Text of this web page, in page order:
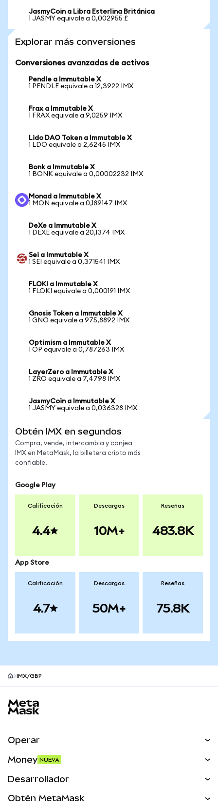
JasmyCoin a Libra Esterlina Británica
1 JASMY equivale a 0,002955 £
Explorar más conversiones
Conversiones avanzadas de activos
Pendle a Immutable X
1 PENDLE equivale a 12,3922 IMX
Frax a Immutable X
1 FRAX equivale a 9,0259 IMX
Lido DAO Token a Immutable X
1 LDO equivale a 2,6245 IMX
Bonk a Immutable X
1 BONK equivale a 0,00002232 IMX
Monad a Immutable X
1 MON equivale a 0,189147 IMX
DeXe a Immutable X
1 DEXE equivale a 20,1374 IMX
Sei a Immutable X
1 SEI equivale a 0,371541 IMX
FLOKI a Immutable X
1 FLOKI equivale a 0,000191 IMX
Gnosis Token a Immutable X
1 GNO equivale a 975,8892 IMX
Optimism a Immutable X
1 OP equivale a 0,787263 IMX
LayerZero a Immutable X
1 ZRO equivale a 7,4798 IMX
JasmyCoin a Immutable X
1 JASMY equivale a 0,036328 IMX
Obtén IMX en segundos
Compra, vende, intercambia y canjea
IMX en MetaMask, la billetera cripto más
confiable.
Google Play
Calificación
4.4
Descargas
10M+
Reseñas
483.8K
App Store
Calificación
4.7
Descargas
50M+
Reseñas
75.8K
IMX/GBP
Operar
Activos del mundo real
Money NUEVA
Desarrollador
Obtén MetaMask